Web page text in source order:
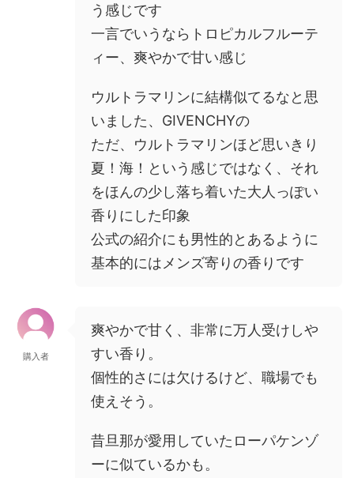
う感じです
一言でいうならトロピカルフルーテ
ィー、爽やかで甘い感じ
ウルトラマリンに結構似てるなと思
いました、GIVENCHYの
ただ、ウルトラマリンほど思いきり
夏！海！という感じではなく、それ
をほんの少し落ち着いた大人っぽい
香りにした印象
公式の紹介にも男性的とあるように
基本的にはメンズ寄りの香りです
購入者
爽やかで甘く、非常に万人受けしや
すい香り。
個性的さには欠けるけど、職場でも
使えそう。
昔旦那が愛用していたローパケンゾ
ーに似ているかも。